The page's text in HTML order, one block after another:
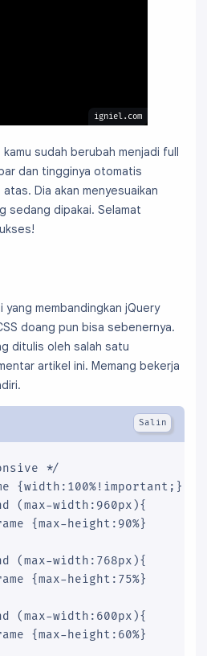
igniel.com
sudah berubah menjadi full
dan tingginya otomatis
Dia akan menyesuaikan
sedang dipakai. Selamat
membandingkan jQuery
doang pun bisa sebenernya.
ditulis oleh salah satu
artikel ini. Memang bekerja
*/
{width:100%!important;}
(max-width:960px){
{max-height:90%}
(max-width:768px){
{max-height:75%}
(max-width:600px){
{max-height:60%}